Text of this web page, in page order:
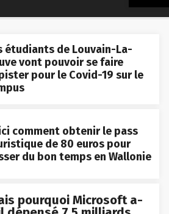
étudiants de Louvain-La-
vont pouvoir se faire
pour le Covid-19 sur le
comment obtenir le pass
de 80 euros pour
du bon temps en Wallonie
pourquoi Microsoft a-